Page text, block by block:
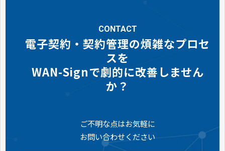
CONTACT
電子契約・契約管理の煩雑なプロセ
スを
WAN-Signで劇的に改善しません
か？
ご不明な点はお気軽に
お問い合わせください